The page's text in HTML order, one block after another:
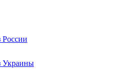
России
Украины